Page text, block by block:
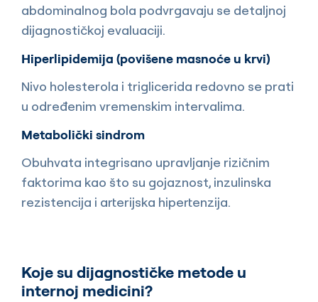
abdominalnog bola podvrgavaju se detaljnoj
dijagnostičkoj evaluaciji.
Hiperlipidemija (povišene masnoće u krvi)
Nivo holesterola i triglicerida redovno se prati
u određenim vremenskim intervalima.
Metabolički sindrom
Obuhvata integrisano upravljanje rizičnim
faktorima kao što su gojaznost, inzulinska
rezistencija i arterijska hipertenzija.
Koje su dijagnostičke metode u
internoj medicini?